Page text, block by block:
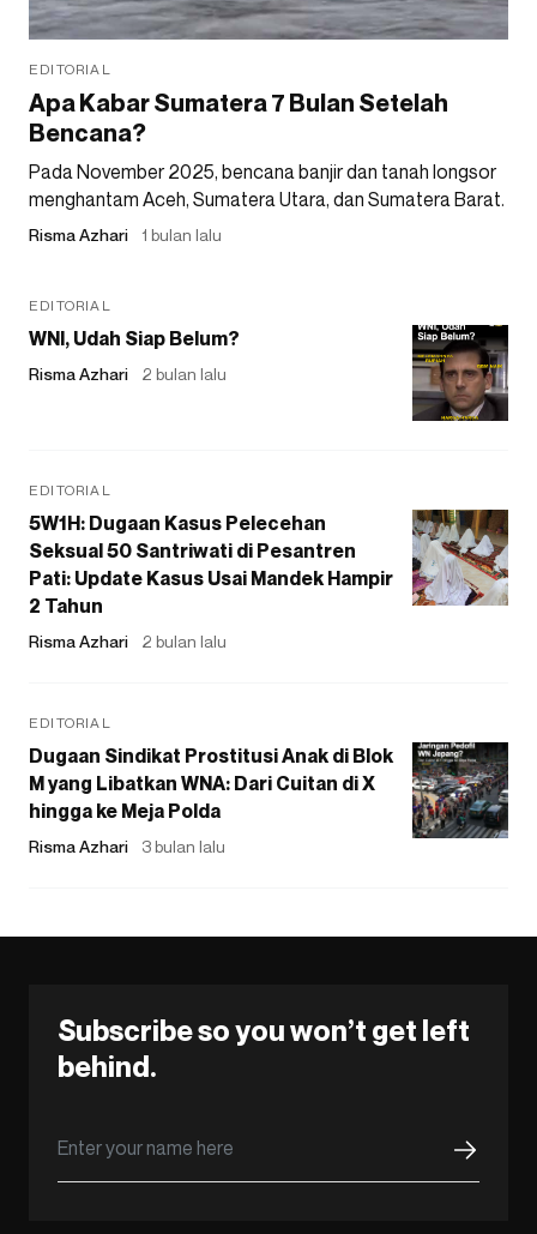
EDITORIAL
Apa Kabar Sumatera 7 Bulan Setelah
Bencana?
Pada November 2025, bencana banjir dan tanah longsor
menghantam Aceh, Sumatera Utara, dan Sumatera Barat.
Risma Azhari 1 bulan lalu
EDITORIAL
WNI, Udah Siap Belum?
Risma Azhari 2 bulan lalu
EDITORIAL
5W1H: Dugaan Kasus Pelecehan
Seksual 50 Santriwati di Pesantren
Pati: Update Kasus Usai Mandek Hampir
2 Tahun
Risma Azhari 2 bulan lalu
EDITORIAL
Dugaan Sindikat Prostitusi Anak di Blok
M yang Libatkan WNA: Dari Cuitan di X
hingga ke Meja Polda
Risma Azhari 3 bulan lalu
Subscribe so you won’t get left
behind.